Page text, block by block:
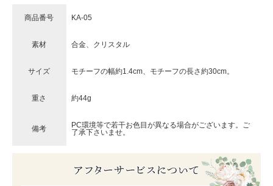
商品番号 KA-05
素材 合金、クリスタル
サイズ モチーフの幅約1.4cm、モチーフの長さ約30cm。
重さ 約44g
備考
PC環境等で若干お色目が異なる場合がございます。ご
了承下さいませ。